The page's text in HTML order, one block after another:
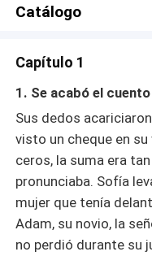
tendrá que decidir si
su amor por Adam
Catálogo
Capítulo 1
1. Se acabó el
Sus dedos
visto un cheque en
ceros, la suma era
pronunciaba. Sofía
mujer que tenía
Adam, su novio, la
no perdió durante su